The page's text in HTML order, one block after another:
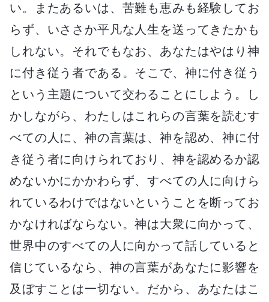
い。またあるいは、苦難も恵みも経験してお
らず、いささか平凡な人生を送ってきたかも
しれない。それでもなお、あなたはやはり神
に付き従う者である。そこで、神に付き従う
という主題について交わることにしよう。し
かしながら、わたしはこれらの言葉を読むす
べての人に、神の言葉は、神を認め、神に付
き従う者に向けられており、神を認めるか認
めないかにかかわらず、すべての人に向けら
れているわけではないということを断ってお
かなければならない。神は大衆に向かって、
世界中のすべての人に向かって話していると
信じているなら、神の言葉があなたに影響を
及ぼすことは一切ない。だから、あなたはこ